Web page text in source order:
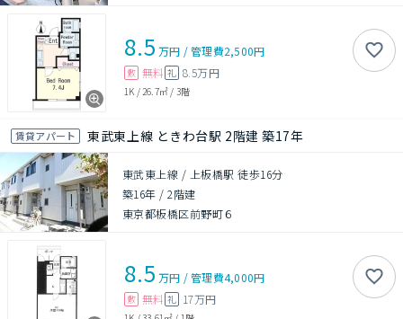
8.5 万円 /管理費2,500円
敷 無料 礼 8.5万円
1K / 26.7㎡ / 3階
賃貸アパート 東武東上線 ときわ台駅 2階建 築17年
東武東上線 / 上板橋駅 徒歩16分
築16年 /2階建
東京都板橋区前野町６
8.5 万円 /管理費4,000円
敷 無料 礼 17万円